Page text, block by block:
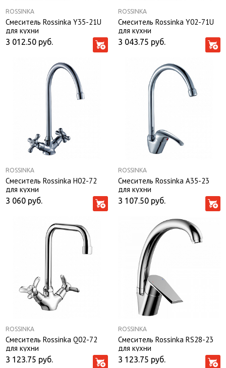
ROSSINKA
Смеситель Rossinka Y35-21U
для кухни
3 012.50 руб.
ROSSINKA
Смеситель Rossinka Y02-71U
для кухни
3 043.75 руб.
ROSSINKA
Смеситель Rossinka Н02-72
для кухни
3 060 руб.
ROSSINKA
Смеситель Rossinka A35-23
для кухни
3 107.50 руб.
ROSSINKA
Смеситель Rossinka Q02-72
для кухни
3 123.75 руб.
ROSSINKA
Смеситель Rossinka RS28-23
для кухни
3 123.75 руб.